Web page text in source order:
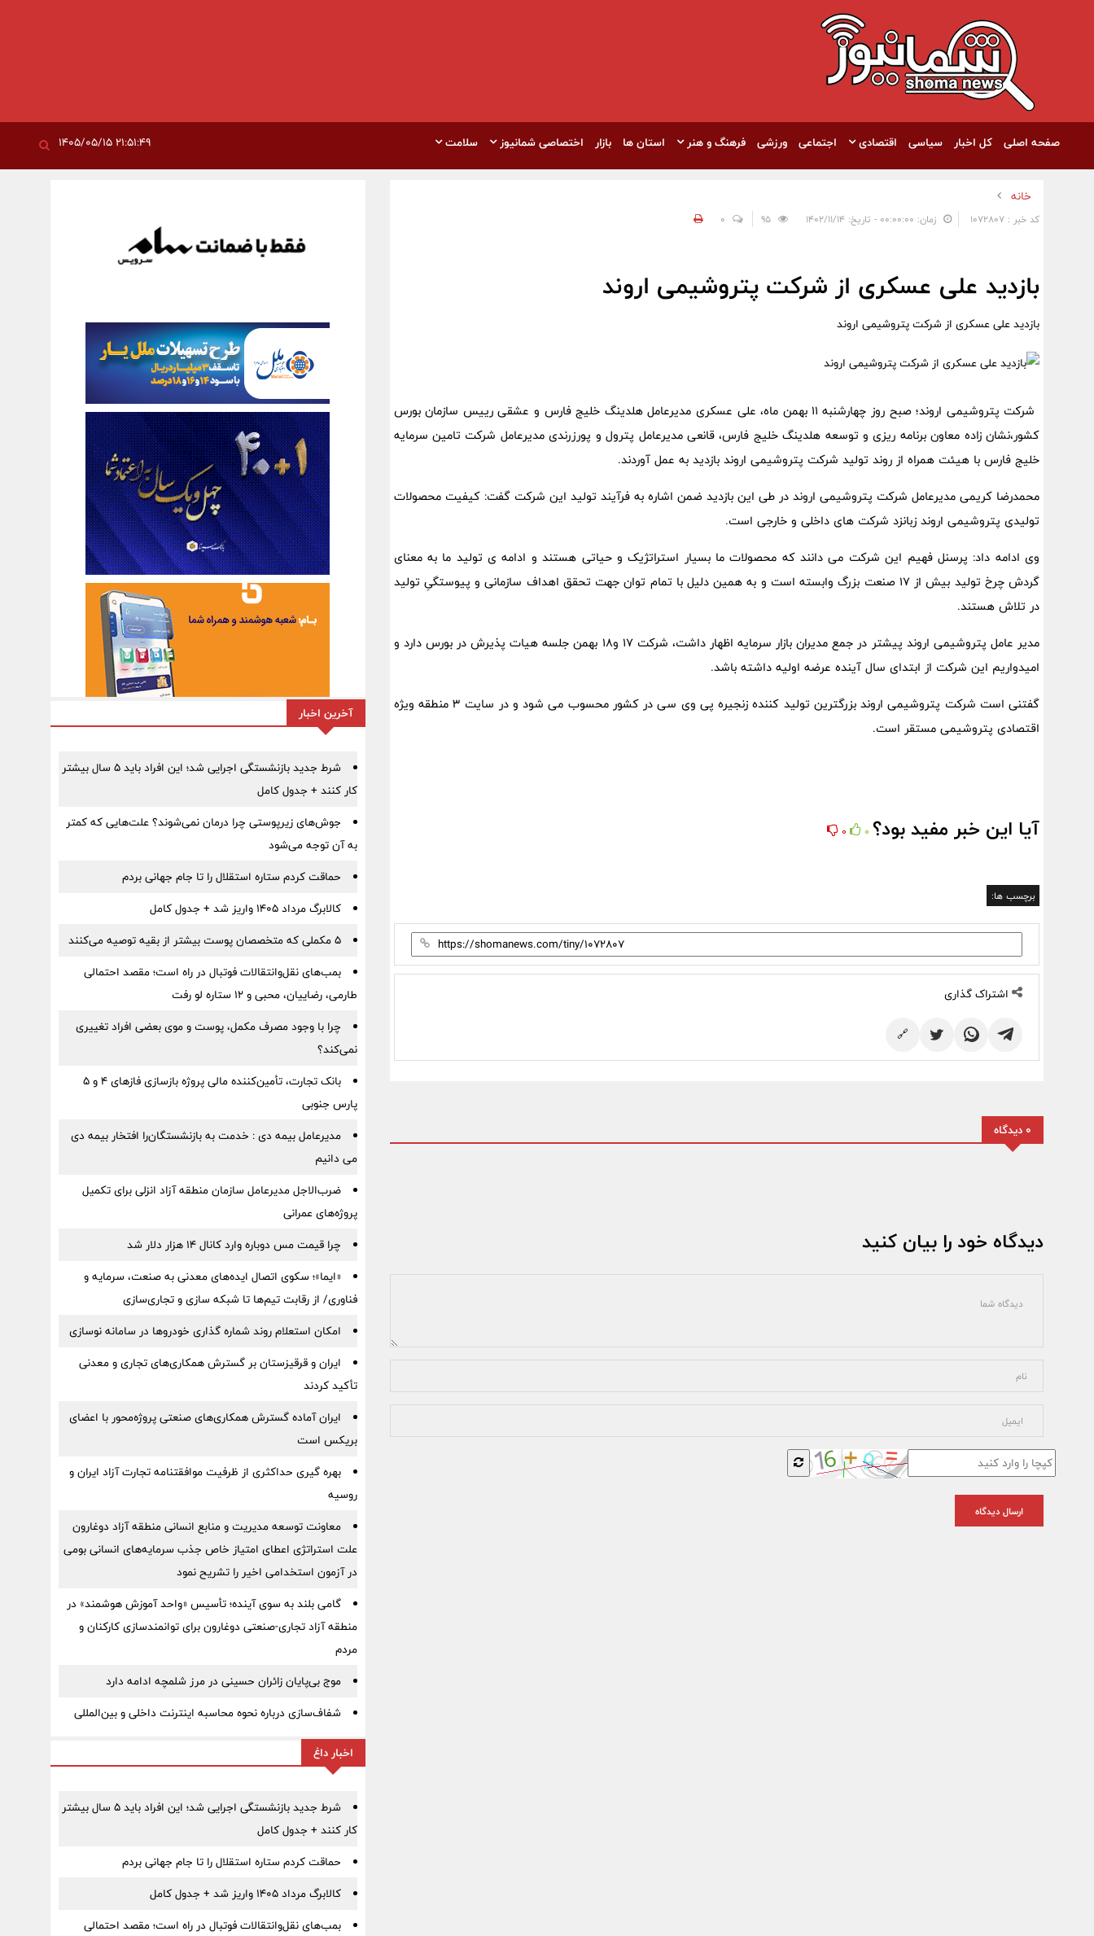
صفحه اصلی کل اخبار سیاسی اقتصادی اجتماعی ورزشی فرهنگ و هنر استان ها بازار اختصاصی شمانیوز سلامت
خانه
کد خبر : 1072807 زمان: ۰۰:۰۰:۰۰ - تاریخ: ۱۴۰۲/۱۱/۱۴ 0
بازدید علی عسکری از شرکت پتروشیمی اروند
بازدید علی عسکری از شرکت پتروشیمی اروند
شرکت پتروشیمی اروند؛ صبح روز چهارشنبه ۱۱ بهمن ماه، علی عسکری مدیرعامل هلدینگ خلیج فارس و عشقی رییس سازمان بورس
کشور،نشان زاده معاون برنامه ریزی و‌ توسعه هلدینگ خلیج فارس، قانعی مدیرعامل پترول و پورزرندی مدیرعامل شرکت تامین سرمایه
خلیج فارس با هیئت همراه از روند تولید شرکت پتروشیمی اروند بازدید به عمل آوردند.
محمدرضا کریمی مدیرعامل شرکت پتروشیمی اروند در طی این بازدید ضمن اشاره به فرآیند تولید این شرکت گفت: کیفیت محصولات
تولیدی پتروشیمی اروند زبانزد شرکت های داخلی و خارجی است.
وی ادامه داد: پرسنل فهیم این شرکت می دانند که محصولات ما بسیار استراتژیک و حیاتی هستند و ادامه ی تولید ما به معنای
گردش چرخ تولید بیش از ۱۷ صنعت بزرگ وابسته است و به همین دلیل با تمام توان جهت تحقق اهداف سازمانی و پیوستگیِ تولید
در تلاش هستند.
مدیر عامل پتروشیمی اروند پیشتر در جمع مدیران بازار سرمایه اظهار داشت، شرکت ۱۷ و‌۱۸ بهمن جلسه هیات پذیرش در بورس دارد و
امیدواریم این شرکت از ابتدای سال آینده عرضه اولیه داشته باشد.
گفتنی است شرکت پتروشیمی اروند بزرگترین تولید کننده زنجیره پی وی سی در کشور محسوب می شود و در سایت ۳ منطقه ویژه
اقتصادی پتروشیمی مستقر است.
آیا این خبر مفید بود؟ 0
0
برچسب ها:
اشتراک گذاری
🔗
0 دیدگاه
دیدگاه خود را بیان کنید
ارسال دیدگاه
آخرین اخبار
شرط جدید بازنشستگی اجرایی شد؛ این افراد باید ۵ سال بیشتر
کار کنند + جدول کامل
جوش‌های زیرپوستی چرا درمان نمی‌شوند؟ علت‌هایی که کمتر
به آن توجه می‌شود
حماقت کردم ستاره استقلال را تا جام جهانی بردم
کالابرگ مرداد ۱۴۰۵ واریز شد + جدول کامل
۵ مکملی که متخصصان پوست بیشتر از بقیه توصیه می‌کنند
بمب‌های نقل‌وانتقالات فوتبال در راه است؛ مقصد احتمالی
طارمی، رضاییان، محبی و ۱۲ ستاره لو رفت
چرا با وجود مصرف مکمل، پوست و موی بعضی افراد تغییری
نمی‌کند؟
بانک تجارت، تأمین‌کننده مالی پروژه بازسازی فازهای ۴ و ۵
پارس جنوبی
مدیرعامل بیمه دی : خدمت به بازنشستگان‌را افتخار بیمه دی
می دانیم
ضرب‌الاجل مدیرعامل سازمان منطقه آزاد انزلی برای تكمیل
پروژه‌های عمرانی
چرا قیمت مس دوباره وارد کانال ۱۴ هزار دلار شد
«ایما»؛ سکوی اتصال ایده‌های معدنی به صنعت، سرمایه و
فناوری/ از رقابت تیم‌ها تا شبکه سازی و تجاری‌سازی
امکان استعلام روند شماره گذاری خودروها در سامانه نوسازی
ایران و قرقیزستان بر گسترش همکاری‌های تجاری و معدنی
تأکید کردند
ایران آماده گسترش همکاری‌های صنعتی پروژه‌محور با اعضای
بریکس است
بهره گیری حداکثری از ظرفیت موافقتنامه تجارت آزاد ایران و
روسیه
معاونت توسعه مدیریت و منابع انسانی منطقه آزاد دوغارون
علت استراتژی اعطای امتیاز خاص جذب سرمایه‌های انسانی بومی
در آزمون استخدامی اخیر را تشریح نمود
گامی بلند به سوی آینده؛ تأسیس «واحد آموزش هوشمند» در
منطقه آزاد تجاری-صنعتی دوغارون برای توانمندسازی کارکنان و
مردم
موج بی‌پایان زائران حسینی در مرز شلمچه ادامه دارد
شفاف‌سازی درباره نحوه محاسبه اینترنت داخلی و بین‌المللی
اخبار داغ
شرط جدید بازنشستگی اجرایی شد؛ این افراد باید ۵ سال بیشتر
کار کنند + جدول کامل
حماقت کردم ستاره استقلال را تا جام جهانی بردم
کالابرگ مرداد ۱۴۰۵ واریز شد + جدول کامل
بمب‌های نقل‌وانتقالات فوتبال در راه است؛ مقصد احتمالی